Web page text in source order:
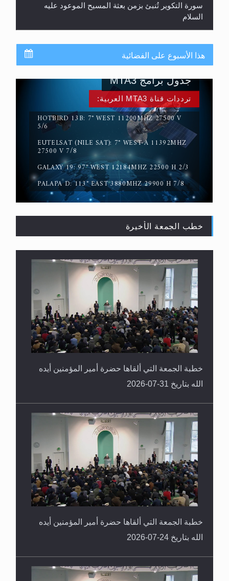
سورة التكوير تُنبئ بزمن بعثة المسيح الموعود عليه
السلام
حقيقة المسيح الدجال
القرآن قاضٍ وحكمٌ على السنة ومهيمنٌ عليها.. ليس
العكس
هذا الأسبوع على الفضائية
ترددات قناة MTA3 العربية:
HOTBIRD 13B: 7° WEST 11200MHZ 27500 V
5/6
EUTELSAT (NILE SAT): 7° WEST-A 11392MHZ
27500 V 7/8
GALAXY 19: 97° WEST 12184MHZ 22500 H 2/3
PALAPA D: 113° EAST 3880MHZ 29900 H 7/8
جدول برامج MTA3
خطب الجمعة الأخيرة
خطبة الجمعة التي ألقاها حضرة أمير المؤمنين أيده
الله بتاريخ 31-07-2026
خطبة الجمعة التي ألقاها حضرة أمير المؤمنين أيده
الله بتاريخ 24-07-2026